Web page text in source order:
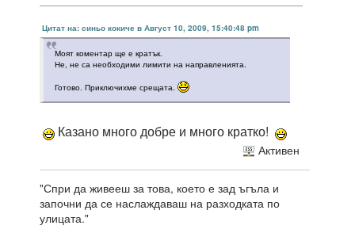
Цитат на: синьо кокиче в Август 10, 2009, 15:40:48 pm
Моят коментар ще е кратък.
Не, не са необходими лимити на направленията.
Готово. Приключихме срещата.
Казано много добре и много кратко!
Активен
"Спри да живееш за това, което е зад ъгъла и
започни да се наслаждаваш на разходката по
улицата."